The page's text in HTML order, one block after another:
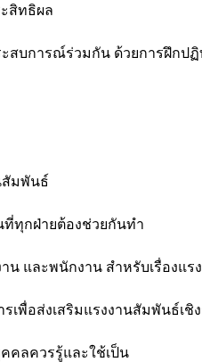
สิทธิผล
ะสบการณ์ร่วมกัน ด้วยการฝึกป
สัมพันธ์
ที่ทุกฝ่ายต้องช่วยกันทำ
น และพนักงาน สำหรับเรื่องแร
เพื่อส่งเสริมแรงงานสัมพันธ์เชิ
คลควรรู้และใช้เป็น